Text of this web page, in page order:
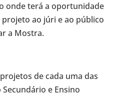
onde terá a oportunidade
ao júri e ao público
a Mostra.
de cada uma das
e Ensino